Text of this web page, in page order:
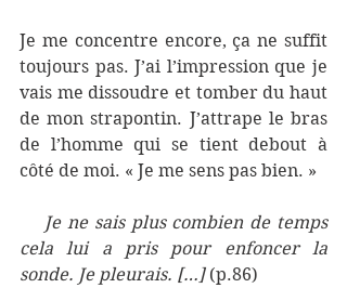
Je me concentre encore, ça ne suffit
toujours pas. J’ai l’impression que je
vais me dissoudre et tomber du haut
de mon strapontin. J’attrape le bras
de l’homme qui se tient debout à
côté de moi. « Je me sens pas bien. »
Je ne sais plus combien de temps
cela lui a pris pour enfoncer la
sonde. Je pleurais. […] (p.86)